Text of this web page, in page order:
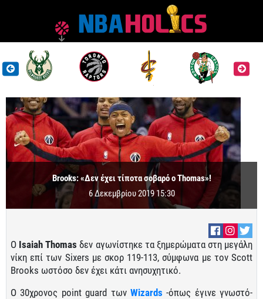
Brooks: «Δεν έχει τίποτα σοβαρό ο Thomas»!
6 Δεκεμβρίου 2019 15:30
Ο Isaiah Thomas δεν αγωνίστηκε τα ξημερώματα στη μεγάλη
νίκη επί των Sixers με σκορ 119-113, σύμφωνα με τον Scott
Brooks ωστόσο δεν έχει κάτι ανησυχητικό.
Ο 30χρονος point guard των Wizards -όπως έγινε γνωστό-